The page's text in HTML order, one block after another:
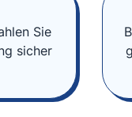
Sie
sicher